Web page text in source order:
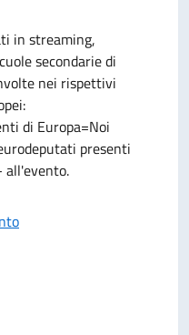
in streaming,
secondarie di
nei rispettivi
di Europa=Noi
presenti
all'evento.